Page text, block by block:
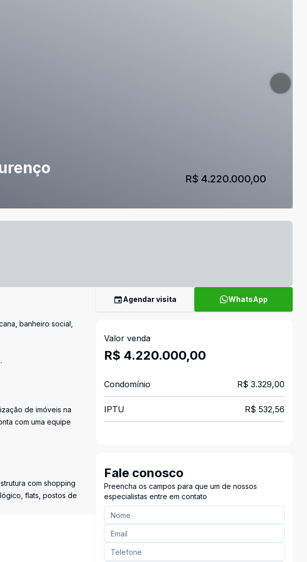
R$ 4.220.000,00
banheiro social,
de imóveis na
com uma equipe
com shopping
flats, postos de
Agendar visita WhatsApp
Valor venda
R$ 4.220.000,00
Condomínio R$ 3.329,00
IPTU R$ 532,56
Fale conosco
Preencha os campos para que um de nossos
especialistas entre em contato